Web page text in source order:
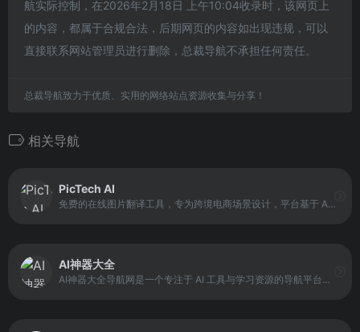
航实际控制，在2026年2月18日 上午10:04收录时，该网页上
的内容，都属于合规合法，后期网页的内容如出现违规，可以
直接联系网站管理员进行删除，总裁导航不承担任何责任。
总裁导航致力于优质、实用的网络站点资源收集与分享！
相关导航
PicTech AI
免费的在线图片翻译工具，专为跨境电商场景设计，平台基于 AI 图像识别与语言处理技术，支持上传图片后自动识别并翻译图片中的文字，覆盖中文、英语及多国语言转换。
AI神器大全
AI神器大全导航网是一个专注于 AI 工具与学习资源的导航平台，收录国内外 5000+ 优质 AI 工具，并按用途分类展示。平台覆盖 AI 对话聊天、绘画设计、视频制作、写作办公、编程开发等多种工具类型，同时提供 AI 资讯、教程与技巧内容，帮助用户在使用工具的过程中获得学习支持。